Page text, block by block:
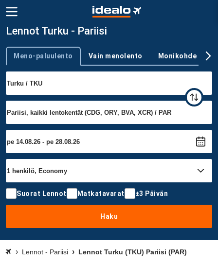
Lennot Turku - Pariisi
Trip type
Meno-paluulento Vain menolento Monikohde
Suorat Lennot Matkatavarat ±3 Päivän
Haku
Lennot - Pariisi Lennot Turku (TKU) Pariisi (PAR)